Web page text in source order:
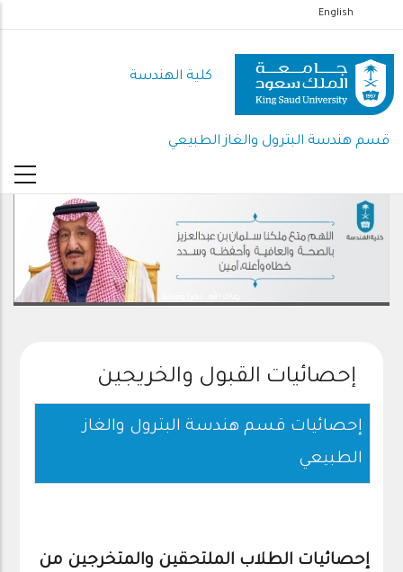
إلى
المحتوى
الرئيسي
English
كلية الهندسة
قسم هندسة البترول والغاز الطبيعي
إحصائيات القبول والخريجين
إحصائيات قسم هندسة البترول والغاز
الطبيعي
إحصائيات الطلاب الملتحقين والمتخرجين من